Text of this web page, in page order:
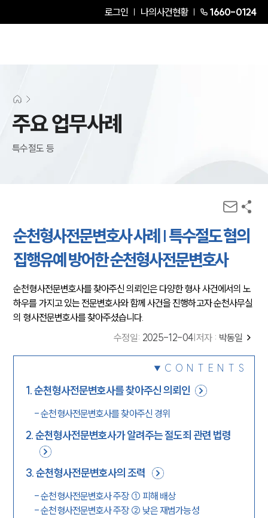
로그인 나의사건현황 1660-0124
주요 업무사례
특수절도 등
순천형사전문변호사 사례 | 특수절도 혐의
집행유예 방어한 순천형사전문변호사
순천형사전문변호사를 찾아주신 의뢰인은 다양한 형사 사건에서의 노
하우를 가지고 있는 전문변호사와 함께 사건을 진행하고자 순천사무실
의 형사전문변호사를 찾아주셨습니다.
수정일: 2025-12-04 저자 : 박동일
CONTENTS
1.순천형사전문변호사를 찾아주신 의뢰인
-순천형사전문변호사를 찾아주신 경위
2.순천형사전문변호사가 알려주는 절도죄 관련 법령
3.순천형사전문변호사의 조력
-순천형사전문변호사 주장 ① 피해 배상
-순천형사전문변호사 주장 ② 낮은 재범가능성